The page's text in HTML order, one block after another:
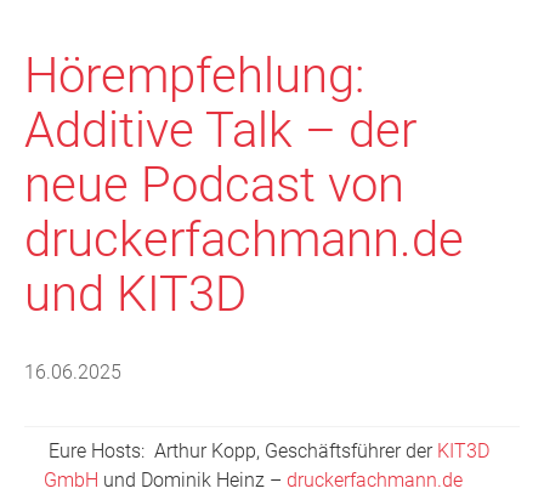
Hörempfehlung:
Additive Talk – der
neue Podcast von
druckerfachmann.de
und KIT3D
16.06.2025
Eure Hosts: Arthur Kopp, Geschäftsführer der KIT3D
GmbH und Dominik Heinz – druckerfachmann.de